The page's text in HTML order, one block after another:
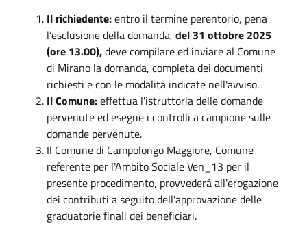
Il richiedente:entro il termine perentorio, pena
l’esclusione della domanda, del 31 ottobre 2025
(ore 13.00),deve compilare ed inviare al Comune
di Mirano la domanda, completa dei documenti
richiesti e con le modalità indicate nell'avviso.
Il Comune:effettua l'istruttoria delle domande
pervenute ed esegue i controlli a campione sulle
domande pervenute.
Il Comune di Campolongo Maggiore, Comune
referente per l'Ambito Sociale Ven_13 per il
presente procedimento, provvederà all'erogazione
dei contributi a seguito dell'approvazione delle
graduatorie finali dei beneficiari.